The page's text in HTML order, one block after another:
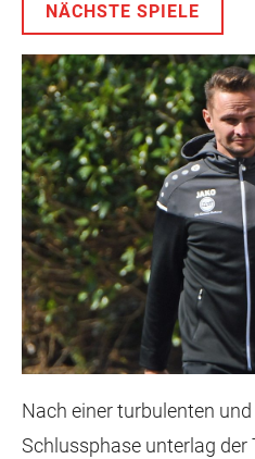
NÄCHSTE SPIELE
Nach einer turbulenten
Schlussphase unterlag der